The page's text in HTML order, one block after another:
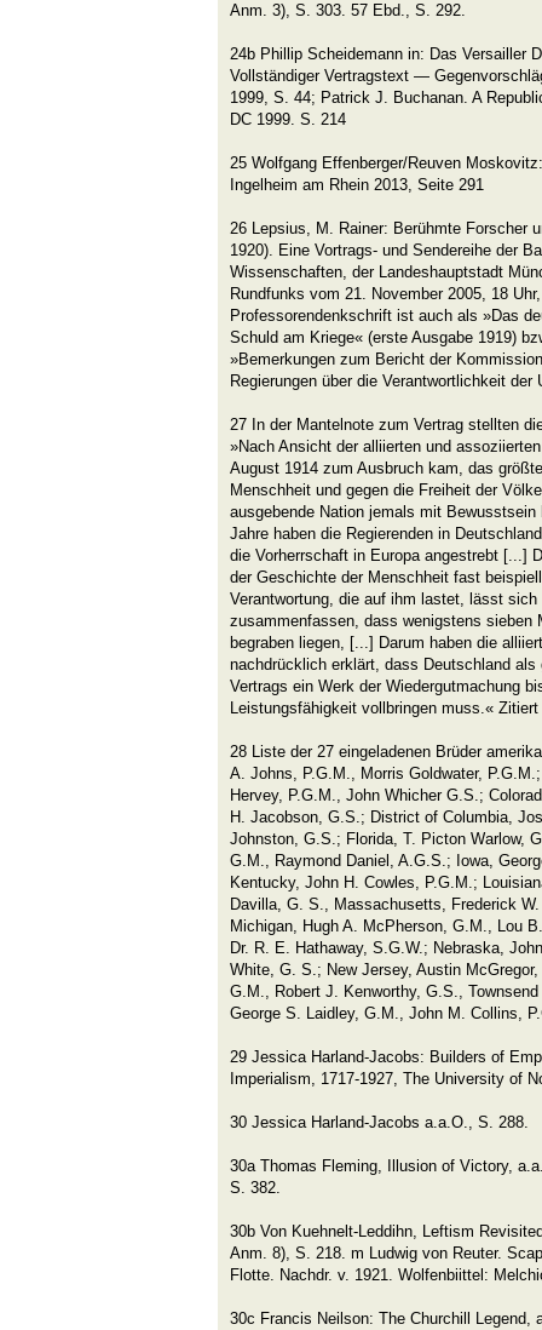
Anm. 3), S. 303. 57 Ebd., S. 292.
24b Phillip Scheidemann in: Das Versailler
Vollständiger Vertragstext —
1999, S. 44; Patrick J. Buchanan. A
DC 1999. S. 214
25 Wolfgang Effenberger/Reuven
Ingelheim am Rhein 2013, Seite 291
26 Lepsius, M. Rainer: Berühmte Forscher
1920). Eine Vortrags- und Sendereihe der
Wissenschaften, der Landeshauptstadt
Rundfunks vom 21. November 2005, 18
Professorendenkschrift ist auch als »Das
Schuld am Kriege« (erste Ausgabe 1919)
»Bemerkungen zum Bericht der
Regierungen über die Verantwortlichkeit
27 In der Mantelnote zum Vertrag stellten
»Nach Ansicht der alliierten und
August 1914 zum Ausbruch kam, das
Menschheit und gegen die Freiheit der
ausgebende Nation jemals mit Bewusstsein
Jahre haben die Regierenden in
die Vorherrschaft in Europa angestrebt [...]
der Geschichte der Menschheit fast
Verantwortung, die auf ihm lastet, lässt sich
zusammenfassen, dass wenigstens sieben
begraben liegen, [...] Darum haben die
nachdrücklich erklärt, dass Deutschland als
Vertrags ein Werk der Wiedergutmachung
Leistungsfähigkeit vollbringen muss.«
28 Liste der 27 eingeladenen Brüder
A. Johns, P.G.M., Morris Goldwater,
Hervey, P.G.M., John Whicher G.S.;
H. Jacobson, G.S.; District of Columbia,
Johnston, G.S.; Florida, T. Picton Warlow,
G.M., Raymond Daniel, A.G.S.; Iowa,
Kentucky, John H. Cowles, P.G.M.;
Davilla, G. S., Massachusetts, Frederick
Michigan, Hugh A. McPherson, G.M., Lou
Dr. R. E. Hathaway, S.G.W.; Nebraska,
White, G. S.; New Jersey, Austin
G.M., Robert J. Kenworthy, G.S.,
George S. Laidley, G.M., John M. Collins,
29 Jessica Harland-Jacobs: Builders of
Imperialism, 1717-1927, The University of
30 Jessica Harland-Jacobs a.a.O., S. 288.
30a Thomas Fleming, Illusion of Victory,
S. 382.
30b Von Kuehnelt-Leddihn, Leftism
Anm. 8), S. 218. m Ludwig von Reuter.
Flotte. Nachdr. v. 1921. Wolfenbiittel:
30c Francis Neilson: The Churchill Legend,